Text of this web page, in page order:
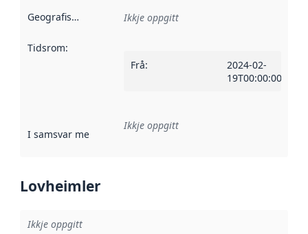
Geografisk område Ikkje oppgitt
Tidsrom:
Frå:
2024-02-
19T00:00:00Z
I samsvar med Referanse til ei implementeringsregel eller
Ikkje oppgitt
Lovheimler
Ikkje oppgitt